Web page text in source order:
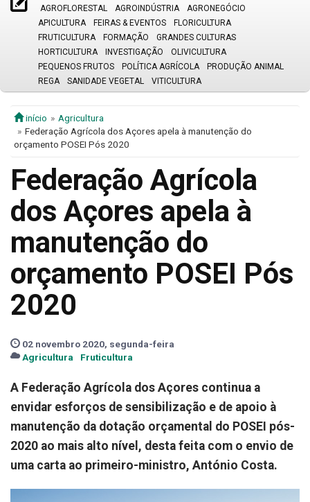
AGROFLORESTAL
AGROINDÚSTRIA
AGRONEGÓCIO
APICULTURA
FEIRAS & EVENTOS
FLORICULTURA
FRUTICULTURA
FORMAÇÃO
GRANDES CULTURAS
HORTICULTURA
INVESTIGAÇÃO
OLIVICULTURA
PEQUENOS FRUTOS
POLÍTICA AGRÍCOLA
PRODUÇÃO ANIMAL
REGA
SANIDADE VEGETAL VITICULTURA
início
Agricultura
Federação Agrícola dos Açores apela à manutenção do
orçamento POSEI Pós 2020
Federação Agrícola
dos Açores apela à
manutenção do
orçamento POSEI Pós
2020
02 novembro 2020, segunda-feira
Agricultura
Fruticultura
A Federação Agrícola dos Açores continua a
envidar esforços de sensibilização e de apoio à
manutenção da dotação orçamental do POSEI pós-
2020 ao mais alto nível, desta feita com o envio de
uma carta ao primeiro-ministro, António Costa.